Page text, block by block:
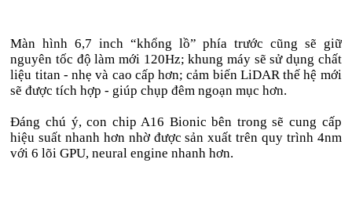
Màn hình 6,7 inch “khổng lồ” phía trước cũng sẽ giữ
nguyên tốc độ làm mới 120Hz; khung máy sẽ sử dụng chất
liệu titan - nhẹ và cao cấp hơn; cảm biến LiDAR thế hệ mới
sẽ được tích hợp - giúp chụp đêm ngoạn mục hơn.
Đáng chú ý, con chip A16 Bionic bên trong sẽ cung cấp
hiệu suất nhanh hơn nhờ được sản xuất trên quy trình 4nm
với 6 lõi GPU, neural engine nhanh hơn.